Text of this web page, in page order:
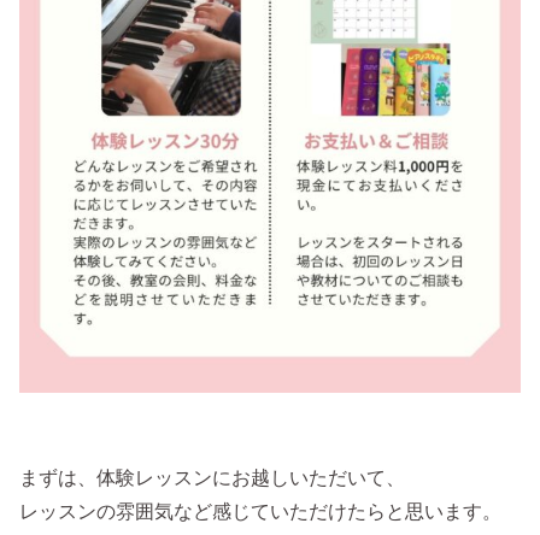
まずは、体験レッスンにお越しいただいて、
レッスンの雰囲気など感じていただけたらと思います。